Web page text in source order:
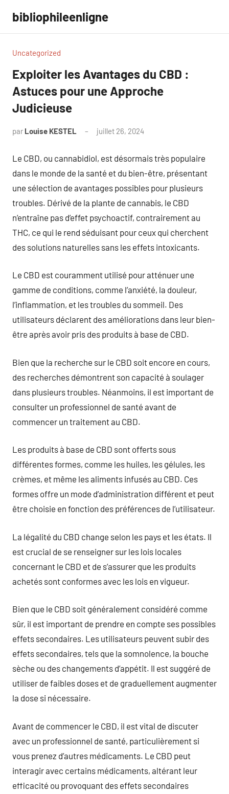
contenu
bibliophileenligne
Uncategorized
Exploiter les Avantages du CBD :
Astuces pour une Approche
Judicieuse
par Louise KESTEL juillet 26, 2024
Le CBD, ou cannabidiol, est désormais très populaire
dans le monde de la santé et du bien-être, présentant
une sélection de avantages possibles pour plusieurs
troubles. Dérivé de la plante de cannabis, le CBD
n’entraîne pas d’effet psychoactif, contrairement au
THC, ce qui le rend séduisant pour ceux qui cherchent
des solutions naturelles sans les effets intoxicants.
Le CBD est couramment utilisé pour atténuer une
gamme de conditions, comme l’anxiété, la douleur,
l’inflammation, et les troubles du sommeil. Des
utilisateurs déclarent des améliorations dans leur bien-
être après avoir pris des produits à base de CBD.
Bien que la recherche sur le CBD soit encore en cours,
des recherches démontrent son capacité à soulager
dans plusieurs troubles. Néanmoins, il est important de
consulter un professionnel de santé avant de
commencer un traitement au CBD.
Les produits à base de CBD sont offerts sous
différentes formes, comme les huiles, les gélules, les
crèmes, et même les aliments infusés au CBD. Ces
formes offre un mode d’administration différent et peut
être choisie en fonction des préférences de l’utilisateur.
La légalité du CBD change selon les pays et les états. Il
est crucial de se renseigner sur les lois locales
concernant le CBD et de s’assurer que les produits
achetés sont conformes avec les lois en vigueur.
Bien que le CBD soit généralement considéré comme
sûr, il est important de prendre en compte ses possibles
effets secondaires. Les utilisateurs peuvent subir des
effets secondaires, tels que la somnolence, la bouche
sèche ou des changements d’appétit. Il est suggéré de
utiliser de faibles doses et de graduellement augmenter
la dose si nécessaire.
Avant de commencer le CBD, il est vital de discuter
avec un professionnel de santé, particulièrement si
vous prenez d’autres médicaments. Le CBD peut
interagir avec certains médicaments, altérant leur
efficacité ou provoquant des effets secondaires